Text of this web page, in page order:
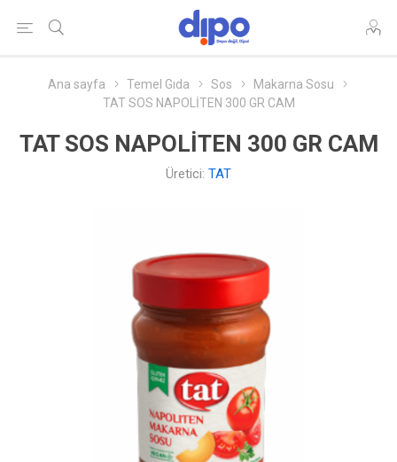
Ana sayfa Temel Gıda Sos
Makarna Sosu
TAT SOS NAPOLİTEN 300 GR CAM
TAT SOS NAPOLİTEN 300 GR CAM
Üretici: TAT